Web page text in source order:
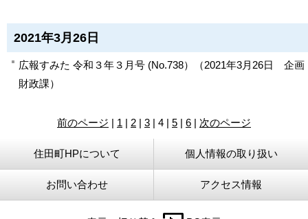
2021年3月26日
広報すみた 令和３年３月号 (No.738） （2021年3月26日
企画
財政課）
前のページ | 1 | 2 | 3 | 4 | 5 | 6 | 次のページ
住田町HPについて 個人情報の取り扱い
お問い合わせ アクセス情報